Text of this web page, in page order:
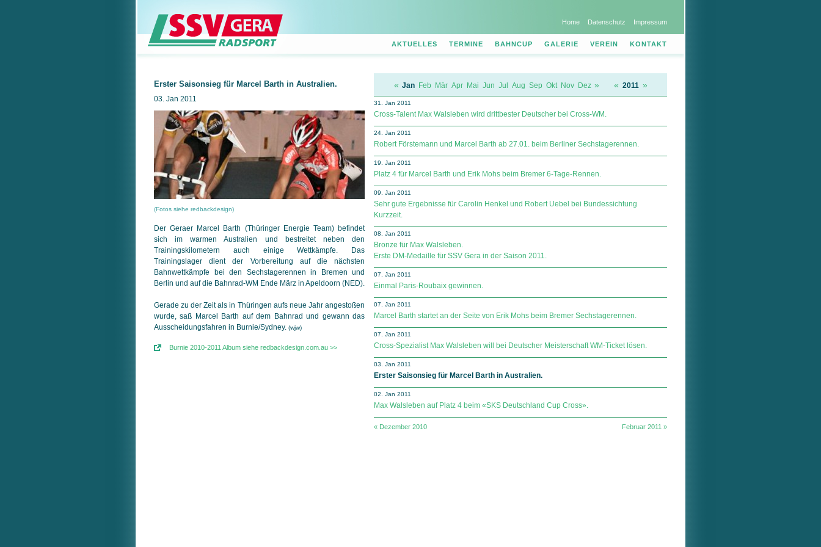
Home Datenschutz Impressum
AKTUELLES TERMINE BAHNCUP GALERIE VEREIN KONTAKT
Erster Saisonsieg für Marcel Barth in Australien.
03. Jan 2011
(Fotos siehe redbackdesign)
Der Geraer Marcel Barth (Thüringer Energie Team) befindet
sich im warmen Australien und bestreitet neben den
Trainingskilometern auch einige Wettkämpfe. Das
Trainingslager dient der Vorbereitung auf die nächsten
Bahnwettkämpfe bei den Sechstagerennen in Bremen und
Berlin und auf die Bahnrad-WM Ende März in Apeldoorn (NED).
Gerade zu der Zeit als in Thüringen aufs neue Jahr angestoßen
wurde, saß Marcel Barth auf dem Bahnrad und gewann das
Ausscheidungsfahren in Burnie/Sydney. (wjw)
Burnie 2010-2011 Album siehe redbackdesign.com.au >>
« Jan Feb Mär Apr Mai Jun Jul Aug Sep Okt Nov Dez » « 2011 »
31. Jan 2011
Cross-Talent Max Walsleben wird drittbester Deutscher bei Cross-WM.
24. Jan 2011
Robert Förstemann und Marcel Barth ab 27.01. beim Berliner Sechstagerennen.
19. Jan 2011
Platz 4 für Marcel Barth und Erik Mohs beim Bremer 6-Tage-Rennen.
09. Jan 2011
Sehr gute Ergebnisse für Carolin Henkel und Robert Uebel bei Bundessichtung
Kurzzeit.
08. Jan 2011
Bronze für Max Walsleben.
Erste DM-Medaille für SSV Gera in der Saison 2011.
07. Jan 2011
Einmal Paris-Roubaix gewinnen.
07. Jan 2011
Marcel Barth startet an der Seite von Erik Mohs beim Bremer Sechstagerennen.
07. Jan 2011
Cross-Spezialist Max Walsleben will bei Deutscher Meisterschaft WM-Ticket lösen.
03. Jan 2011
Erster Saisonsieg für Marcel Barth in Australien.
02. Jan 2011
Max Walsleben auf Platz 4 beim «SKS Deutschland Cup Cross».
« Dezember 2010 Februar 2011 »